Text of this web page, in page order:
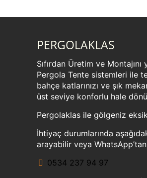
PERGOLAKLAS
Sıfırdan Üretim ve Montajını
Pergola Tente sistemleri ile
bahçe katlarınızı ve şık
üst seviye konforlu hale
Pergolaklas ile gölgeniz
İhtiyaç durumlarında
arayabilir veya
0534 237 94 97